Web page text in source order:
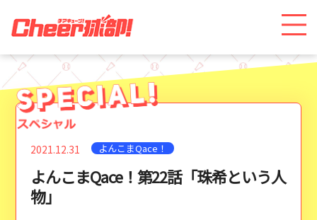
2021.12.31 よんこまQace！
よんこまQace！第22話「珠希という人
物」